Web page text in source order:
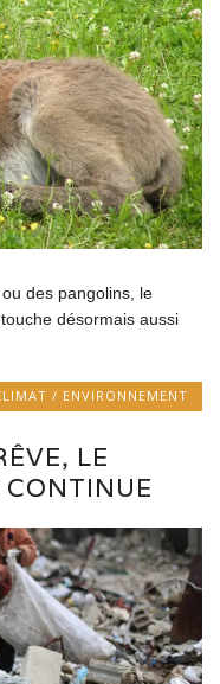
des pangolins, le
désormais aussi
/ ENVIRONNEMENT
LE
CONTINUE